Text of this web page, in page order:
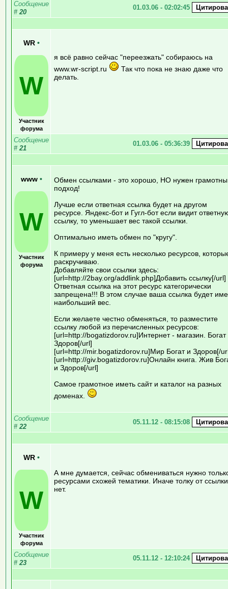
Сообщение
# 20
01.03.06 - 02:02:45
WR •
W
Участник
форума
я всё равно сейчас "переезжать" собираюсь на
www.wr-script.ru
Так что пока не знаю даже что
делать.
Сообщение
# 21
01.03.06 - 05:36:39
www •
W
Участник
форума
Обмен ссылками - это хорошо, НО нужен
подход!
Лучше если ответная ссылка будет на другом
ресурсе. Яндекс-бот и Гугл-бот если видит
ссылку, то уменьшает вес такой ссылки.
Оптимально иметь обмен по "кругу".
К примеру у меня есть несколько ресурсов,
раскручиваю.
Добавляйте свои ссылки здесь:
[url=http://2bay.org/addlink.php]Добавить ссылку[/url]
Ответная ссылка на этот ресурс категорически
запрещена!!! В этом случае ваша ссылка будет
наибольший вес.
Если желаете честно обменяться, то разместите
ссылку любой из перечисленных ресурсов:
[url=http://bogatizdorov.ru]Интернет - магазин. Богат
Здоров[/url]
[url=http://mir.bogatizdorov.ru]Мир Богат и Здоров[/
[url=http://giv.bogatizdorov.ru]Онлайн книга. Жив
и Здоров[/url]
Самое грамотное иметь сайт и каталог на разных
доменах.
Сообщение
# 22
05.11.12 - 08:15:08
WR •
W
Участник
форума
А мне думается, сейчас обмениваться нужно
ресурсами схожей тематики. Иначе толку от ссылки
нет.
Сообщение
# 23
05.11.12 - 12:10:24